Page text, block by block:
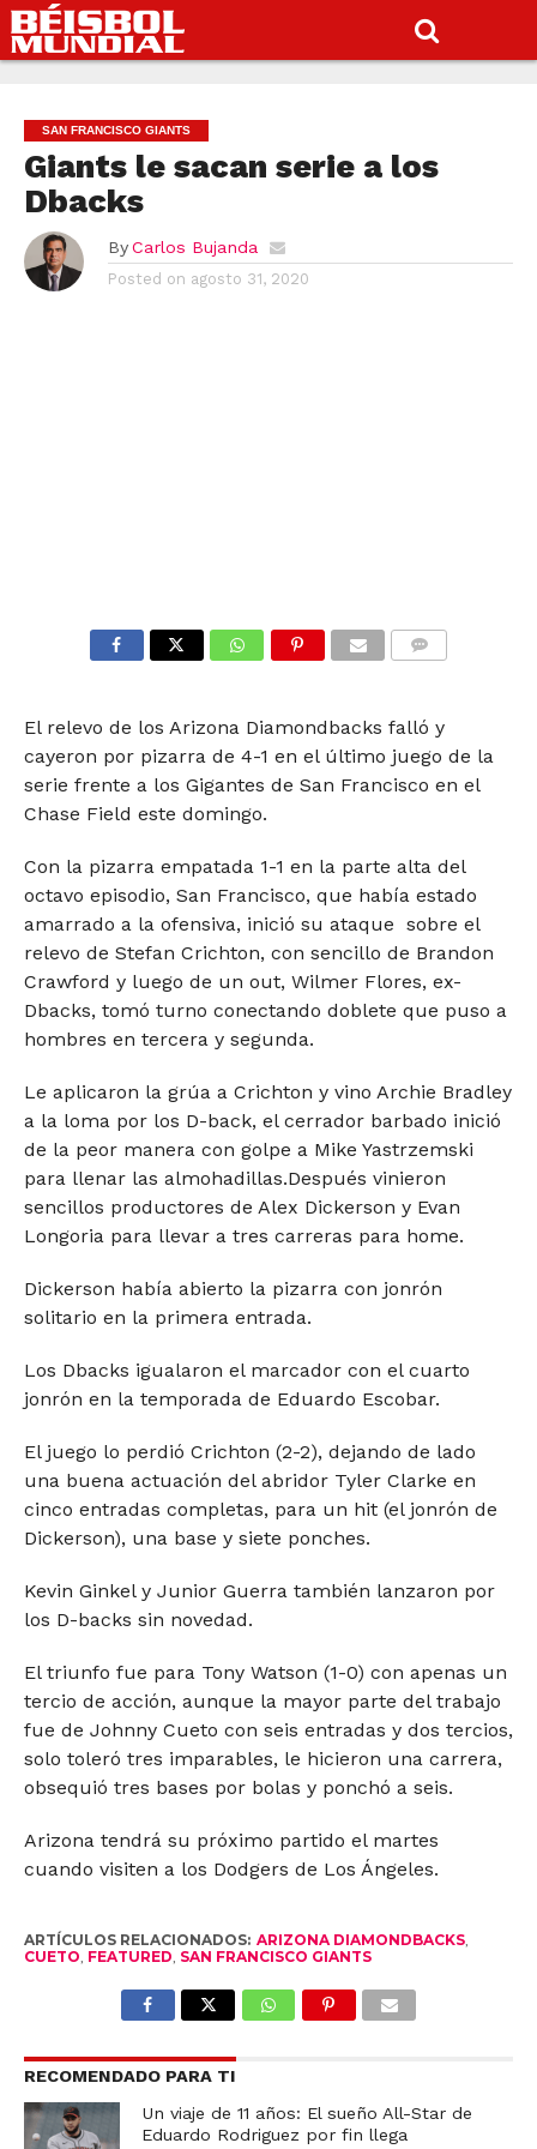
SAN FRANCISCO GIANTS
Giants le sacan serie a los
Dbacks
By Carlos Bujanda
Posted on agosto 31, 2020
El relevo de los Arizona Diamondbacks falló y
cayeron por pizarra de 4-1 en el último juego de la
serie frente a los Gigantes de San Francisco en el
Chase Field este domingo.
Con la pizarra empatada 1-1 en la parte alta del
octavo episodio, San Francisco, que había estado
amarrado a la ofensiva, inició su ataque sobre el
relevo de Stefan Crichton, con sencillo de Brandon
Crawford y luego de un out, Wilmer Flores, ex-
Dbacks, tomó turno conectando doblete que puso a
hombres en tercera y segunda.
Le aplicaron la grúa a Crichton y vino Archie Bradley
a la loma por los D-back, el cerrador barbado inició
de la peor manera con golpe a Mike Yastrzemski
para llenar las almohadillas.Después vinieron
sencillos productores de Alex Dickerson y Evan
Longoria para llevar a tres carreras para home.
Dickerson había abierto la pizarra con jonrón
solitario en la primera entrada.
Los Dbacks igualaron el marcador con el cuarto
jonrón en la temporada de Eduardo Escobar.
El juego lo perdió Crichton (2-2), dejando de lado
una buena actuación del abridor Tyler Clarke en
cinco entradas completas, para un hit (el jonrón de
Dickerson), una base y siete ponches.
Kevin Ginkel y Junior Guerra también lanzaron por
los D-backs sin novedad.
El triunfo fue para Tony Watson (1-0) con apenas un
tercio de acción, aunque la mayor parte del trabajo
fue de Johnny Cueto con seis entradas y dos tercios,
solo toleró tres imparables, le hicieron una carrera,
obsequió tres bases por bolas y ponchó a seis.
Arizona tendrá su próximo partido el martes
cuando visiten a los Dodgers de Los Ángeles.
ARTÍCULOS RELACIONADOS: ARIZONA DIAMONDBACKS,
CUETO, FEATURED, SAN FRANCISCO GIANTS
RECOMENDADO PARA TI
Un viaje de 11 años: El sueño All-Star de
Eduardo Rodriguez por fin llega